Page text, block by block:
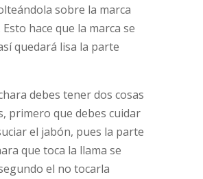
sobre la marca
hace que la marca se
quedará lisa la parte
debes tener dos cosas
primero que debes cuidar
el jabón, pues la parte
que toca la llama se
el no tocarla